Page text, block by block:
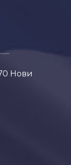
Нови